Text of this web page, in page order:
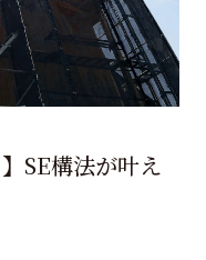
SE構法が叶え